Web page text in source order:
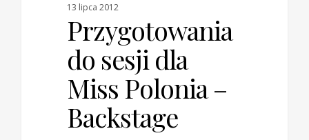
13 lipca 2012
Przygotowania
do sesji dla
Miss Polonia –
Backstage